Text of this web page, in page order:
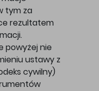
tym za
rezultatem
powyżej nie
ustawy z
cywilny)